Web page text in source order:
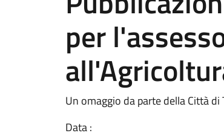
per
Un omaggio da parte della Città di
Data :